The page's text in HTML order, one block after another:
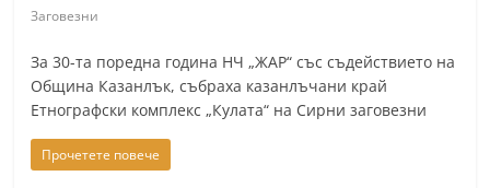
а
с
т
С
Заговезни
За 30-та поредна година НЧ „ЖАР“ със съдействието на
Община Казанлък, събраха казанлъчани край
Етнографски комплекс „Кулата“ на Сирни заговезни
Прочетете повече